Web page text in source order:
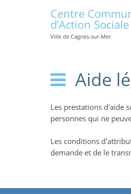
Centre
d’Action Sociale
Ville de Cagnes-sur-Mer
Aide
Les prestations d'aide
personnes qui ne
Les conditions
demande et de le